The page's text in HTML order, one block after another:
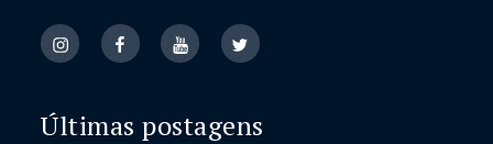
Últimas postagens